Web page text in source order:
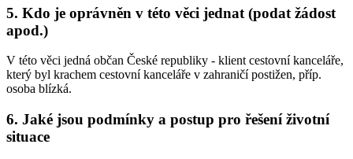
5. Kdo je oprávněn v této věci jednat (podat žádost
apod.)
V této věci jedná občan České republiky - klient cestovní kanceláře,
který byl krachem cestovní kanceláře v zahraničí postižen, příp.
osoba blízká.
6. Jaké jsou podmínky a postup pro řešení životní
situace